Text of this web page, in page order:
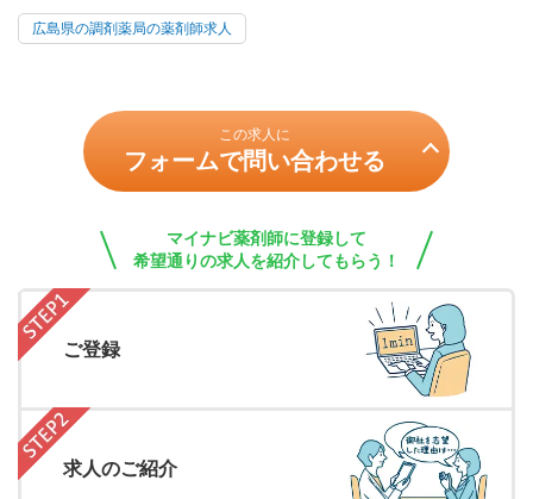
広島県の調剤薬局の薬剤師求人
この求人に
フォームで問い合わせる
マイナビ薬剤師に登録して
希望通りの求人を紹介してもらう！
ご登録
求人のご紹介